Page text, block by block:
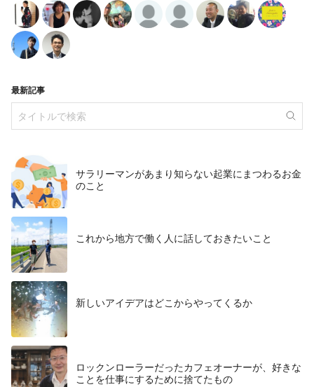
最新記事
サラリーマンがあまり知らない起業にまつわるお金
のこと
これから地方で働く人に話しておきたいこと
​新しいアイデアはどこからやってくるか
ロックンローラーだったカフェオーナーが、好きな
ことを仕事にするために捨てたもの